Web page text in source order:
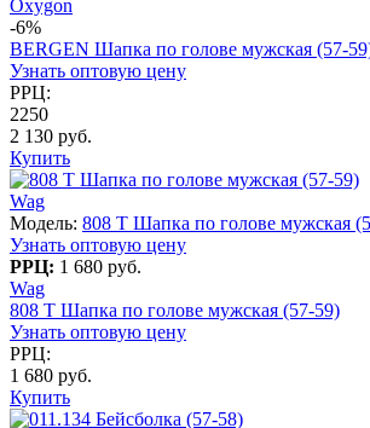
Oxygon
-6%
BERGEN Шапка по голове мужская (57-
Узнать оптовую цену
РРЦ:
2250
2 130 руб.
Купить
Wag
Модель: 808 T Шапка по голове мужская
Узнать оптовую цену
РРЦ: 1 680 руб.
Wag
808 T Шапка по голове мужская (57-59)
Узнать оптовую цену
РРЦ:
1 680 руб.
Купить